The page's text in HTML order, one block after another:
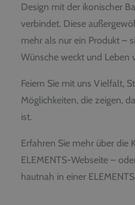
Design mit der ikonischer
verbindet. Diese
mehr als nur ein Produkt –
Wünsche weckt und Leben
Feiern Sie mit uns Vielfalt,
Möglichkeiten, die zeigen,
ist.
Erfahren Sie mehr über die
ELEMENTS-Webseite –
hautnah in einer